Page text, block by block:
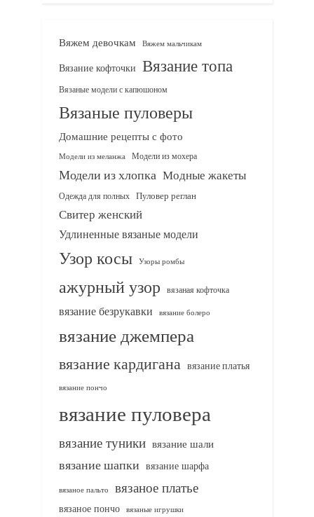
Вяжем девочкам Вяжем мальчикам
Вязание кофточки Вязание топа
Вязаные модели с капюшоном
Вязаные пуловеры
Домашние рецепты с фото
Модели из меланжа Модели из мохера
Модели из хлопка Модные жакеты
Одежда для полных Пуловер реглан
Свитер женский
Удлиненные вязаные модели
Узор косы Узоры ромбы
ажурный узор вязаная кофточка
вязание безрукавки вязание болеро
вязание джемпера
вязание кардигана вязание платья
вязание пончо
вязание пуловера
вязание туники вязание шали
вязание шапки вязание шарфа
вязаное пальто вязаное платье
вязаное пончо вязаные игрушки